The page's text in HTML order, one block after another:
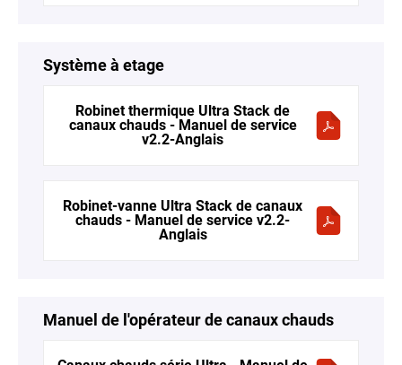
Système à etage
Robinet thermique Ultra Stack de
canaux chauds - Manuel de service
v2.2-Anglais
Robinet-vanne Ultra Stack de canaux
chauds - Manuel de service v2.2-
Anglais
Manuel de l'opérateur de canaux chauds